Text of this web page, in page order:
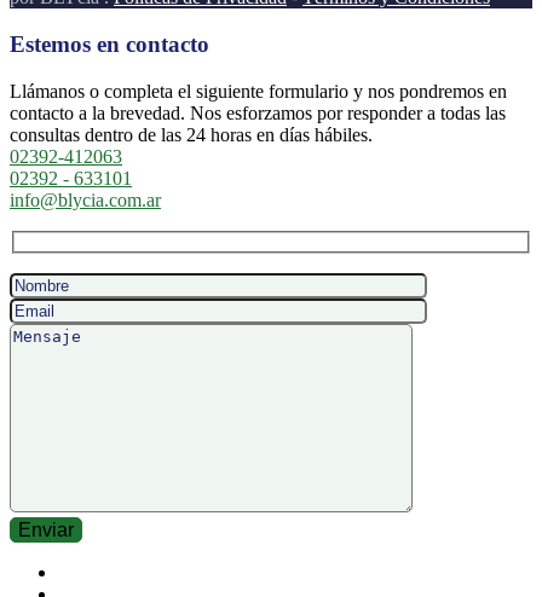
Estemos en contacto
Llámanos o completa el siguiente formulario y nos pondremos en
contacto a la brevedad. Nos esforzamos por responder a todas las
consultas dentro de las 24 horas en días hábiles.
02392-412063
02392 - 633101
info@blycia.com.ar